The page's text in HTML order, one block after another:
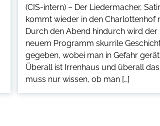
(CIS-intern) – Der Liedermacher,
kommt wieder in den Charlottenhof
Durch den Abend hindurch wird der
neuem Programm skurrile
gegeben, wobei man in Gefahr
Überall ist Irrenhaus und überall
muss nur wissen, ob man […]